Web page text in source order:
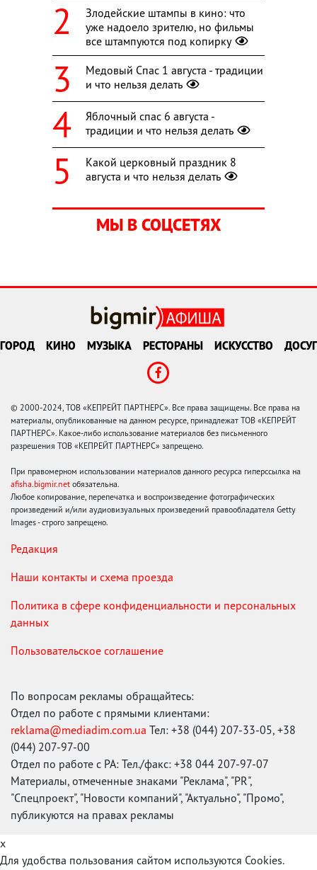
Злодейские штампы в кино: что
уже надоело зрителю, но фильмы
все штампуются под копирку
Медовый Спас 1 августа - традиции
и что нельзя делать
Яблочный спас 6 августа -
традиции и что нельзя делать
Какой церковный праздник 8
августа и что нельзя делать
МЫ В СОЦСЕТЯХ
ГОРОД КИНО МУЗЫКА РЕСТОРАНЫ ИСКУССТВО ДОСУГ
© 2000-2024, ТОВ «КЕПРЕЙТ ПАРТНЕРС». Все права защищены. Все права на
материалы, опубликованные на данном ресурсе, принадлежат ТОВ «КЕПРЕЙТ
ПАРТНЕРС». Какое-либо использование материалов без письменного
разрешения ТОВ «КЕПРЕЙТ ПАРТНЕРС» запрещено.
При правомерном использовании материалов данного ресурса гиперссылка на
afisha.bigmir.net обязательна.
Любое копирование, перепечатка и воспроизведение фотографических
произведений и/или аудиовизуальных произведений правообладателя Getty
Images - строго запрещено.
Редакция
Наши контакты и схема проезда
Политика в сфере конфиденциальности и персональных
данных
Пользовательское соглашение
По вопросам рекламы обращайтесь:
Отдел по работе с прямыми клиентами:
reklama@mediadim.com.ua Тел: +38 (044) 207-33-05, +38
(044) 207-97-00
Отдел по работе с РА: Тел./факс: +38 044 207-97-07
Материалы, отмеченные знаками "Реклама", "PR",
"Спецпроект", "Новости компаний", "Актуально", "Промо",
публикуются на правах рекламы
x
Для удобства пользования сайтом используются Cookies.